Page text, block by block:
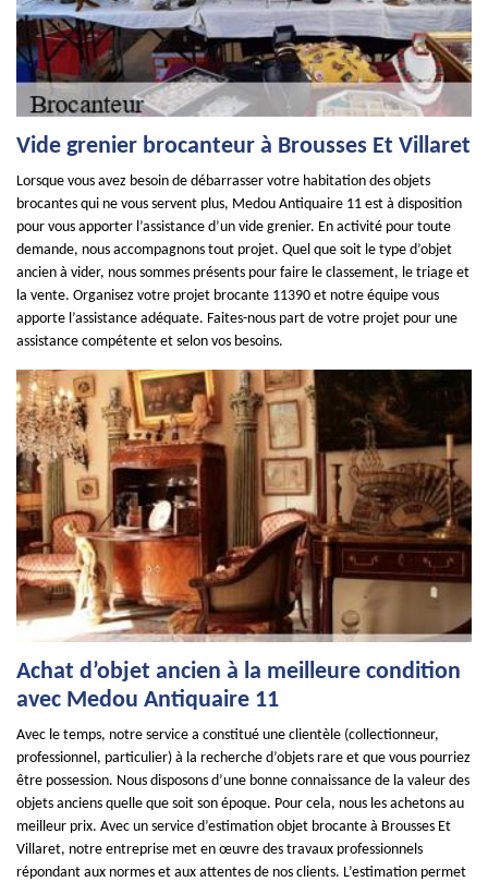
Vide grenier brocanteur à Brousses Et Villaret
Lorsque vous avez besoin de débarrasser votre habitation des objets
brocantes qui ne vous servent plus, Medou Antiquaire 11 est à disposition
pour vous apporter l’assistance d’un vide grenier. En activité pour toute
demande, nous accompagnons tout projet. Quel que soit le type d’objet
ancien à vider, nous sommes présents pour faire le classement, le triage et
la vente. Organisez votre projet brocante 11390 et notre équipe vous
apporte l’assistance adéquate. Faites-nous part de votre projet pour une
assistance compétente et selon vos besoins.
Achat d’objet ancien à la meilleure condition
avec Medou Antiquaire 11
Avec le temps, notre service a constitué une clientèle (collectionneur,
professionnel, particulier) à la recherche d’objets rare et que vous pourriez
être possession. Nous disposons d’une bonne connaissance de la valeur des
objets anciens quelle que soit son époque. Pour cela, nous les achetons au
meilleur prix. Avec un service d’estimation objet brocante à Brousses Et
Villaret, notre entreprise met en œuvre des travaux professionnels
répondant aux normes et aux attentes de nos clients. L’estimation permet